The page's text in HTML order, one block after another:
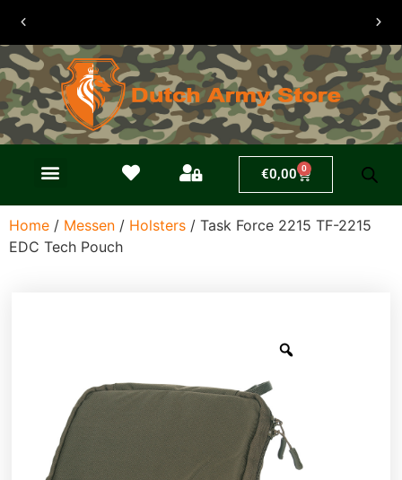
30 dagen
retouren
€0,00 0
Home / Messen / Holsters / Task Force 2215 TF-2215
EDC Tech Pouch